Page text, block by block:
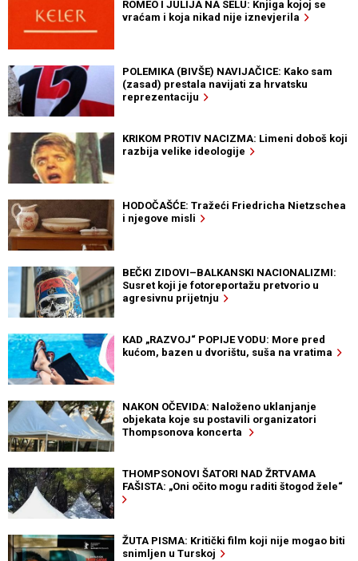
ROMEO I JULIJA NA SELU: Knjiga kojoj se
vraćam i koja nikad nije iznevjerila
POLEMIKA (BIVŠE) NAVIJAČICE: Kako sam
(zasad) prestala navijati za hrvatsku
reprezentaciju
KRIKOM PROTIV NACIZMA: Limeni doboš koji
razbija velike ideologije
HODOČAŠĆE: Tražeći Friedricha Nietzschea
i njegove misli
BEČKI ZIDOVI–BALKANSKI NACIONALIZMI:
Susret koji je fotoreportažu pretvorio u
agresivnu prijetnju
KAD „RAZVOJ“ POPIJE VODU: More pred
kućom, bazen u dvorištu, suša na vratima
NAKON OČEVIDA: Naloženo uklanjanje
objekata koje su postavili organizatori
Thompsonova koncerta
THOMPSONOVI ŠATORI NAD ŽRTVAMA
FAŠISTA: „Oni očito mogu raditi štogod žele“
ŽUTA PISMA: Kritički film koji nije mogao biti
snimljen u Turskoj